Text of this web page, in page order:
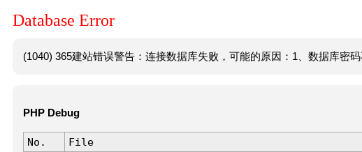
Database Error
(1040) 365建站错误警告：连接数据库失败，可能的原因：1、数据库密码
PHP Debug
No. File